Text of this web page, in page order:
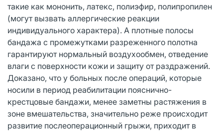
такие как мононить, латекс, полиэфир, полипропилен
(могут вызвать аллергические реакции
индивидуального характера). А плотные полосы
бандажа с промежутками разреженного полотна
гарантируют нормальный воздухообмен, отведение
влаги с поверхности кожи и защиту от раздражений.
Доказано, что у больных после операций, которые
носили в период реабилитации пояснично-
крестцовые бандажи, менее заметны растяжения в
зоне вмешательства, значительно реже происходит
развитие послеоперационный грыжи, приходит в